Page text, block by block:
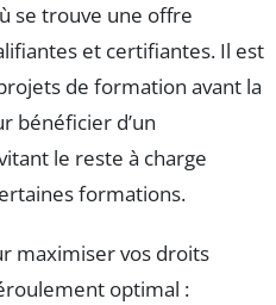
se trouve une offre
et certifiantes. Il est
de formation avant la
bénéficier d’un
le reste à charge
formations.
maximiser vos droits
optimal :